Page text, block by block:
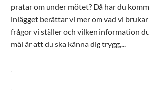
pratar om under mötet? Då har du
inlägget berättar vi mer om vad vi
frågor vi ställer och vilken information
mål är att du ska känna dig trygg,...